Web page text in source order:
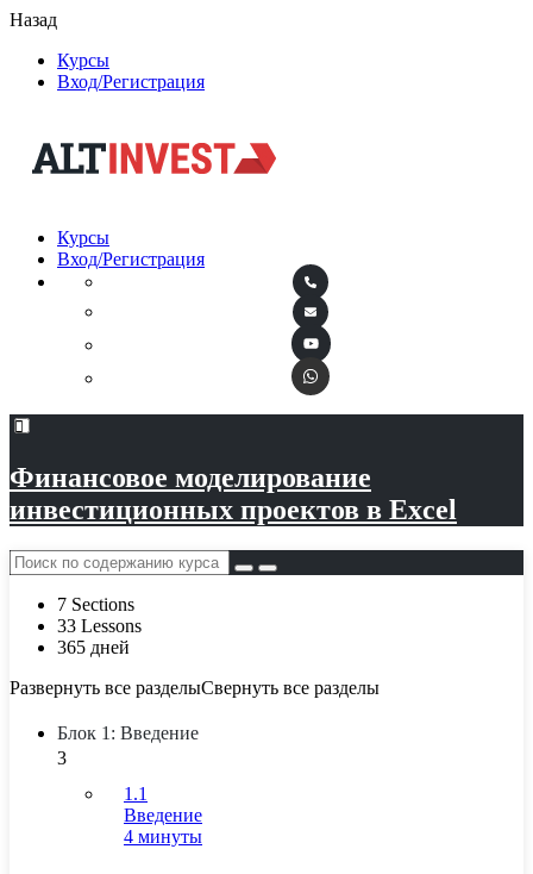
Назад
Курсы
Вход/Регистрация
Курсы
Вход/Регистрация
Финансовое моделирование
инвестиционных проектов в Excel
7 Sections
33 Lessons
365 дней
Развернуть все разделыСвернуть все разделы
Блок 1: Введение
3
1.1
Введение
4 минуты